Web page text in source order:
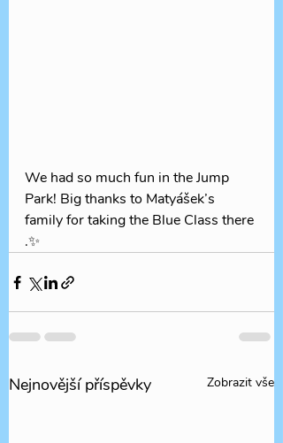
We had so much fun in the Jump
Park! Big thanks to Matyášek’s
family for taking the Blue Class there
.✨
Nejnovější příspěvky Zobrazit vše